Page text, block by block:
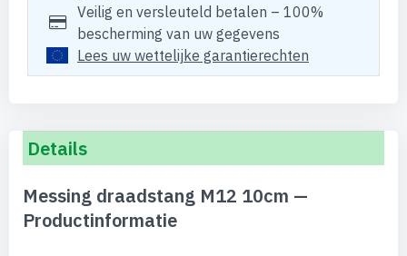
Veilig en versleuteld betalen – 100%
bescherming van uw gegevens
Lees uw wettelijke garantierechten
Details
Messing draadstang M12 10cm —
Productinformatie